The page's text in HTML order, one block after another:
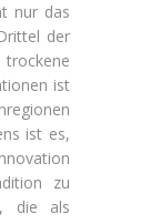
nur das
der
ist
ist es,
zu
die als